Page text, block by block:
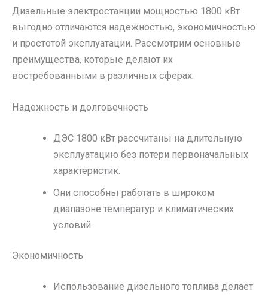
Дизельные электростанции мощностью 1800 кВт
выгодно отличаются надежностью, экономичностью
и простотой эксплуатации. Рассмотрим основные
преимущества, которые делают их
востребованными в различных сферах.
Надежность и долговечность
ДЭС 1800 кВт рассчитаны на длительную
эксплуатацию без потери первоначальных
характеристик.
Они способны работать в широком
диапазоне температур и климатических
условий.
Экономичность
Использование дизельного топлива делает